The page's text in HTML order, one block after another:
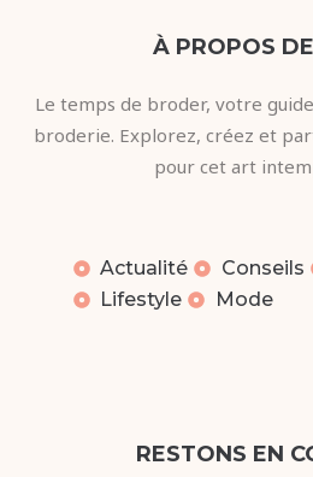
À PROPOS
Le temps de broder, votre
broderie. Explorez, créez et
pour cet art
Actualité Conseils
Lifestyle
Mode
RESTONS EN